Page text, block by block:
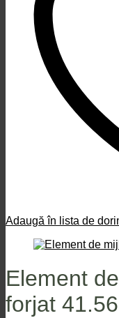
Adaugă în lista de
Element
forjat